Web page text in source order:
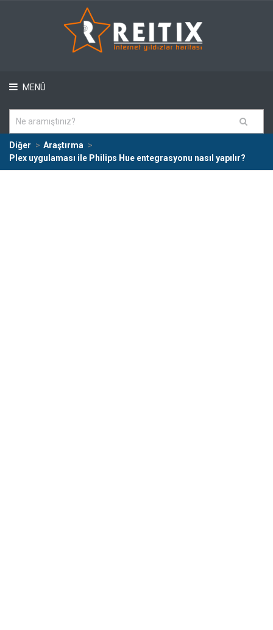
MENÜ
Diğer
Araştırma
Plex uygulaması ile Philips Hue entegrasyonu nasıl yapılır?